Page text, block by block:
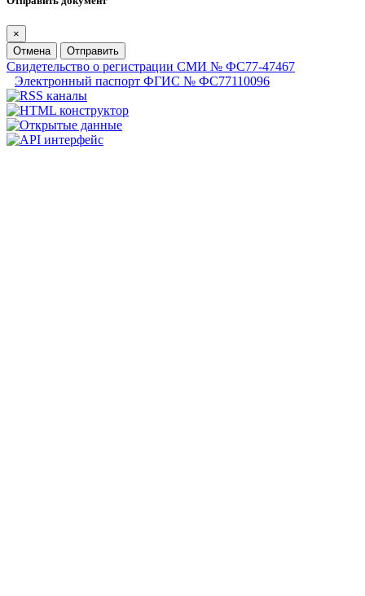
×
Отмена
Отправить
Свидетельство о регистрации СМИ № ФС77-47467
Электронный паспорт ФГИС № ФС77110096